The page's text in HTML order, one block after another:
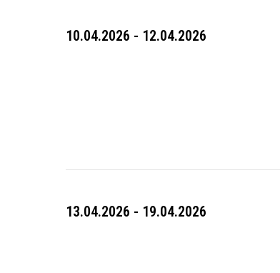
10.04.2026 - 12.04.2026
13.04.2026 - 19.04.2026